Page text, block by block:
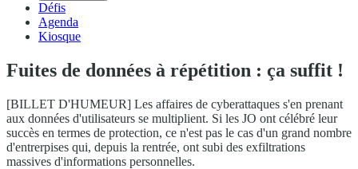
Défis
Agenda
Kiosque
Fuites de données à répétition : ça suffit !
[BILLET D'HUMEUR] Les affaires de cyberattaques s'en prenant
aux données d'utilisateurs se multiplient. Si les JO ont célébré leur
succès en termes de protection, ce n'est pas le cas d'un grand nombre
d'entrerpises qui, depuis la rentrée, ont subi des exfiltrations
massives d'informations personnelles.